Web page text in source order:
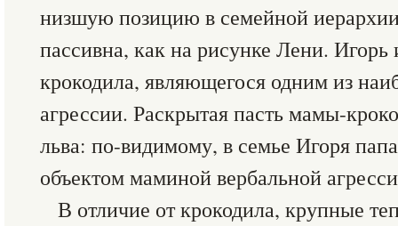
низшую позицию в семейной
пассивна, как на рисунке Лени. Игорь
крокодила, являющегося одним из
агрессии. Раскрытая пасть мамы-
льва: по-видимому, в семье Игоря
объектом маминой вербальной
В отличие от крокодила, крупные